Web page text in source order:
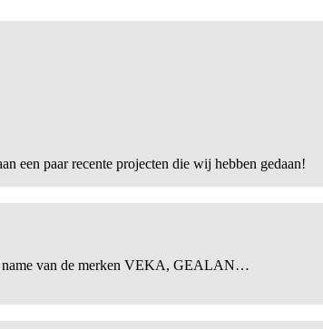
een paar recente projecten die wij hebben gedaan!
name van de merken VEKA, GEALAN…